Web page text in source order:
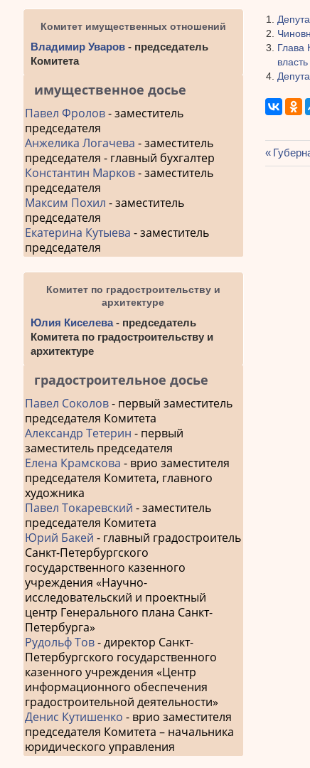
Глава
запись:
Комитет имущественных отношений
Владимир Уваров - председатель
Комитета
имущественное досье
Павел Фролов- заместитель
председателя
Анжелика Логачева - заместитель
председателя - главный бухгалтер
Константин Марков- заместитель
председателя
Максим Похил - заместитель
председателя
Екатерина Кутыева - заместитель
председателя
Комитет по градостроительству и
архитектуре
Юлия Киселева- председатель
Комитета по градостроительству и
архитектуре
градостроительное досье
Павел Соколов- первый заместитель
председателя Комитета
Александр Тетерин - первый
заместитель председателя
Елена Крамскова - врио заместителя
председателя Комитета, главного
художника
Павел Токаревский - заместитель
председателя Комитета
Юрий Бакей - главный градостроитель
Санкт-Петербургского
государственного казенного
учреждения «Научно-
исследовательский и проектный
центр Генерального плана Санкт-
Петербурга»
Рудольф Тов- директор Санкт-
Петербургского государственного
казенного учреждения «Центр
информационного обеспечения
градостроительной деятельности»
Денис Кутишенко - врио заместителя
председателя Комитета – начальника
юридического управления